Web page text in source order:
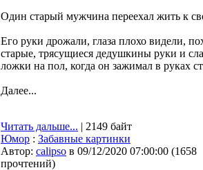
Один старый мужчина переехал жить к
Его руки дрожали, глаза плохо видели,
старые, трясущиеся дедушкины руки и
ложки на пол, когда он зажимал в руках
Далее...
Читать дальше... | 2149 байт
Юмор : Забавные картинки
Автор: calipso в 09/12/2020 07:00:00 (1658
прочтений)